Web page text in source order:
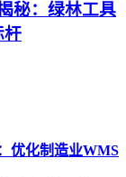
秘：绿林工具
杆
优化制造业WMS